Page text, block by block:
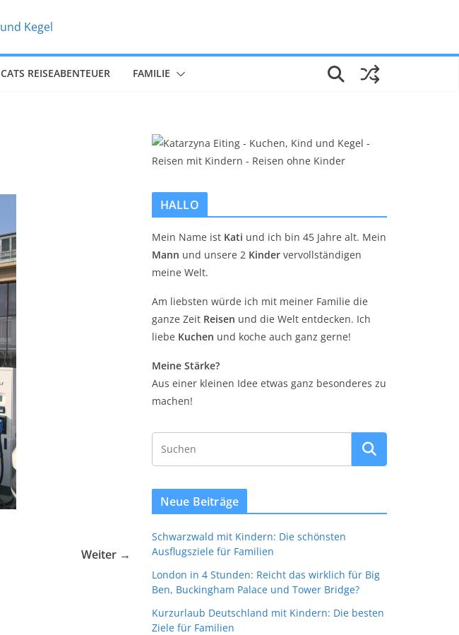
CATS REISEABENTEUER FAMILIE
Weiter →
HALLO
Mein Name ist Kati und ich bin 45 Jahre alt. Mein
Mann und unsere 2 Kinder vervollständigen
meine Welt.
Am liebsten würde ich mit meiner Familie die
ganze Zeit Reisen und die Welt entdecken. Ich
liebe Kuchen und koche auch ganz gerne!
Meine Stärke?
Aus einer kleinen Idee etwas ganz besonderes zu
machen!
Neue Beiträge
Schwarzwald mit Kindern: Die schönsten
Ausflugsziele für Familien
London in 4 Stunden: Reicht das wirklich für Big
Ben, Buckingham Palace und Tower Bridge?
Kurzurlaub Deutschland mit Kindern: Die besten
Ziele für Familien